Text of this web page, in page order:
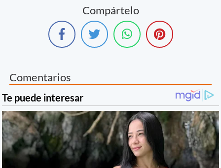
Compártelo
Comentarios